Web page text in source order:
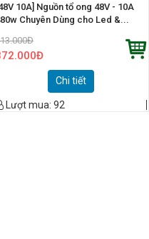
10A] Nguồn tổ ong 48V - 10A
Chuyên Dùng cho Led &...
Đ
Đ
Chi tiết
Lượt mua: 92